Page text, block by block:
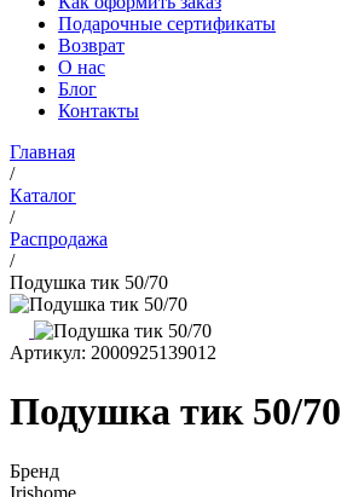
Подарочные сертификаты
Возврат
О нас
Блог
Контакты
Главная
/
Каталог
/
Распродажа
/
Подушка тик 50/70
Артикул: 2000925139012
Подушка тик 50/70
Бренд
Irishome